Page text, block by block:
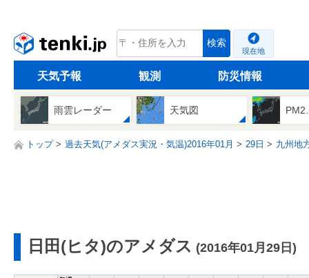
tenki.jp 検索
現在地
天気予報 観測 防災情報
雨雲レーダー 天気図
トップ 過去天気(アメダス実況・気温)2016年01月 29日 九州地
日田(ヒタ)のアメダス (2016年01月29日)